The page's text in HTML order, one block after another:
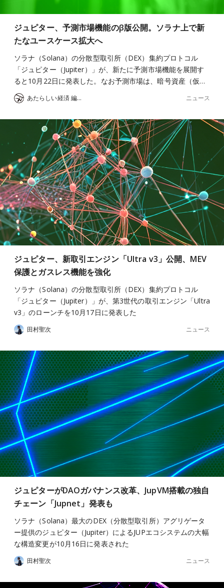
ジュピター、予測市場機能のβ版公開。ソラナ上で新
たなユースケース拡大へ
ソラナ（Solana）の分散型取引所（DEX）集約プロトコル
「ジュピター（Jupiter）」が、新たに予測市場機能を展開す
ると10月22日に発表した。なお予測市場は、暗号資産（仮…
あたらしい経済 編集部 ニュース
ジュピター、新取引エンジン「Ultra v3」公開、MEV
保護とガスレス機能を強化
ソラナ（Solana）の分散型取引所（DEX）集約プロトコル
「ジュピター（Jupiter）」が、第3世代の取引エンジン「Ultra
v3」のローンチを10月17日に発表した
田村聖次 ニュース
ジュピターがDAOガバナンス改革、JupVM搭載の独自
チェーン「Jupnet」発表も
ソラナ（Solana）最大のDEX（分散型取引所）アグリゲータ
ー提供のジュピター（Jupiter）によるJUPエコシステムの大幅
な構造変更が10月16日に発表された
田村聖次 ニュース